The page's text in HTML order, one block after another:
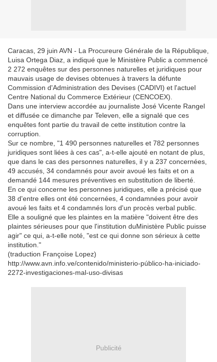
Caracas, 29 juin AVN - La Procureure Générale de la République,
Luisa Ortega Diaz, a indiqué que le Ministère Public a commencé
2 272 enquêtes sur des personnes naturelles et juridiques pour
mauvais usage de devises obtenues à travers la défunte
Commission d'Administration des Devises (CADIVI) et l'actuel
Centre National du Commerce Extérieur (CENCOEX).
Dans une interview accordée au journaliste José Vicente Rangel
et diffusée ce dimanche par Televen, elle a signalé que ces
enquêtes font partie du travail de cette institution contre la
corruption.
Sur ce nombre, "1 490 personnes naturelles et 782 personnes
juridiques sont liées à ces cas", a-t-elle ajouté en notant de plus,
que dans le cas des personnes naturelles, il y a 237 concernées,
49 accusés, 34 condamnés pour avoir avoué les faits et on a
demandé 144 mesures préventives en substitution de liberté.
En ce qui concerne les personnes juridiques, elle a précisé que
38 d'entre elles ont été concernées, 4 condamnées pour avoir
avoué les faits et 4 condamnés lors d'un procès verbal public.
Elle a souligné que les plaintes en la matière "doivent être des
plaintes sérieuses pour que l'institution duMinistère Public puisse
agir" ce qui, a-t-elle noté, "est ce qui donne son sérieux à cette
institution."
(traduction Françoise Lopez)
http://www.avn.info.ve/contenido/ministerio-público-ha-iniciado-
2272-investigaciones-mal-uso-divisas
Publicité